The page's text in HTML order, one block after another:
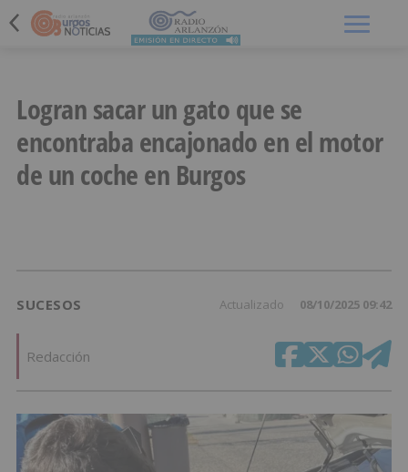
Logran sacar un gato que se
encontraba encajonado en el motor
de un coche en Burgos
SUCESOS Actualizado 08/10/2025 09:42
Redacción